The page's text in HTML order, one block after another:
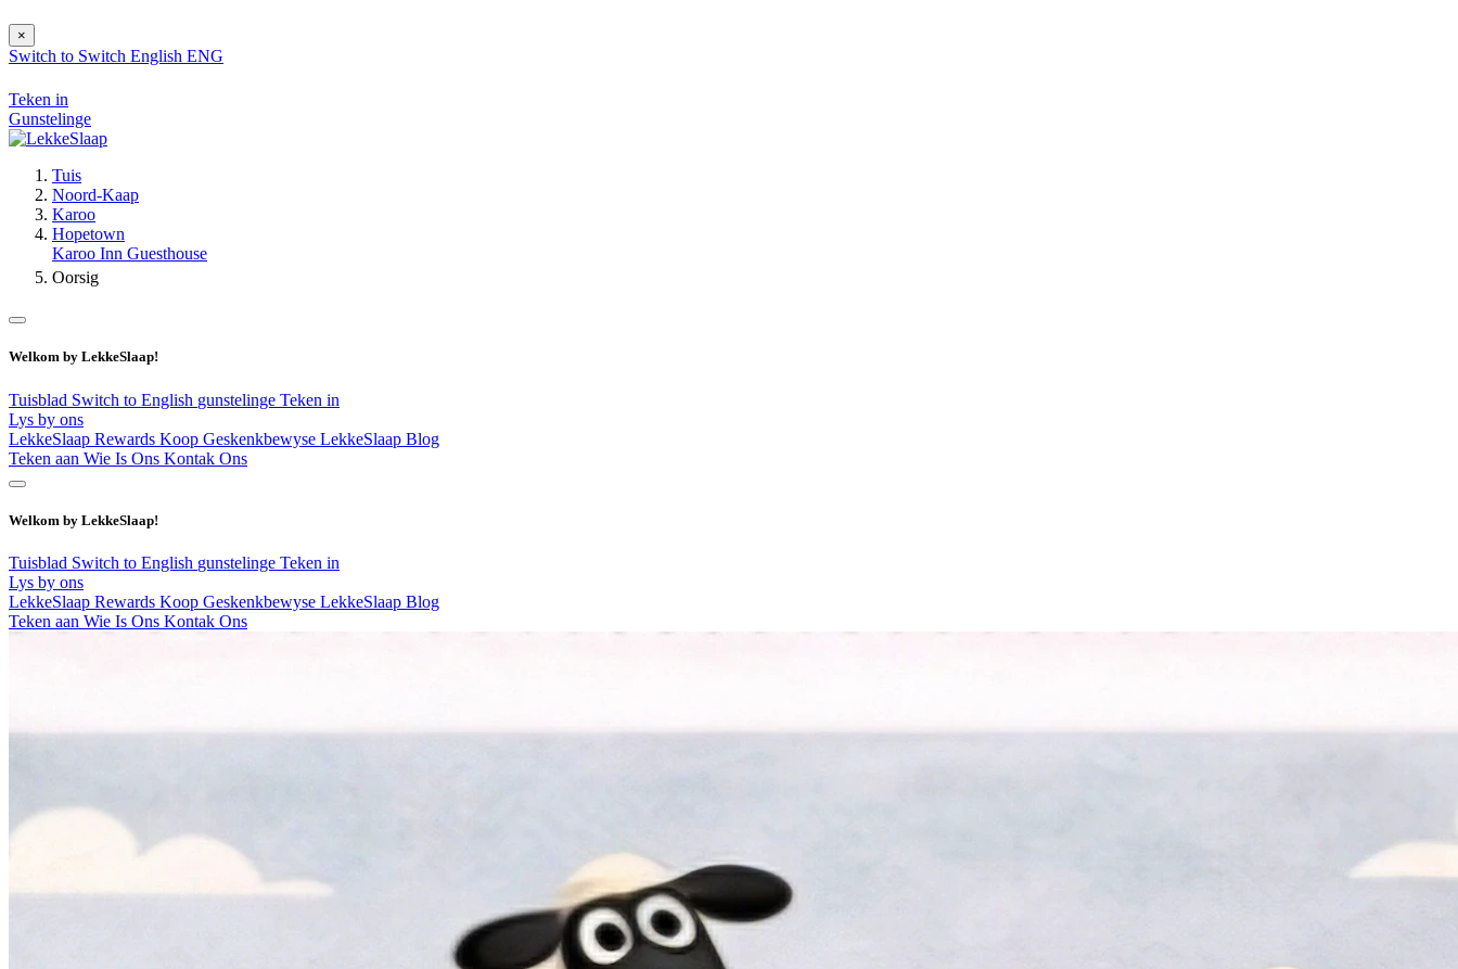
×
Switch to Switch English ENG
Teken in
Gunstelinge
Tuis
Noord-Kaap
Karoo
Hopetown
Karoo Inn Guesthouse
Oorsig
Welkom by LekkeSlaap!
Tuisblad Switch to English gunstelinge Teken in
Lys by ons
LekkeSlaap Rewards Koop Geskenkbewyse LekkeSlaap Blog
Teken aan Wie Is Ons Kontak Ons
Welkom by LekkeSlaap!
Tuisblad Switch to English gunstelinge Teken in
Lys by ons
LekkeSlaap Rewards Koop Geskenkbewyse LekkeSlaap Blog
Teken aan Wie Is Ons Kontak Ons